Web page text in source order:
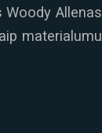
Allenas
materialumu